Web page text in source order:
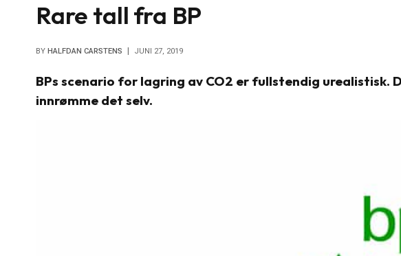
Rare tall fra BP
BY HALFDAN CARSTENS JUNI 27, 2019
BPs scenario for lagring av CO2 er fullstendig urealistisk.
innrømme det selv.